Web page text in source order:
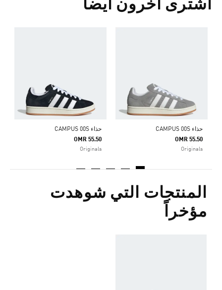
اشترى آخرون أيضا
حذاء CAMPUS 00S
OMR 55.50
Originals
حذاء CAMPUS 00S
OMR 55.50
Originals
المنتجات التي شوهدت
مؤخراً